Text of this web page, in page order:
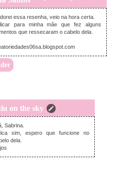
essa resenha, veio na hora certa.
para minha mãe que fez alguns
que ressecaram o cabelo dela.
on the sky
domingo, junho 30, 2024
Sabrina.
sim, espero que funcione no
dela.